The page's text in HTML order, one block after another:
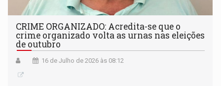
CRIME ORGANIZADO: Acredita-se que o
crime organizado volta as urnas nas eleições
de outubro
16 de Julho de 2026 às 08:12